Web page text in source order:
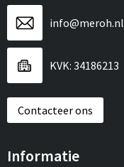
info@meroh.nl
KVK: 34186213
Contacteer ons
Informatie